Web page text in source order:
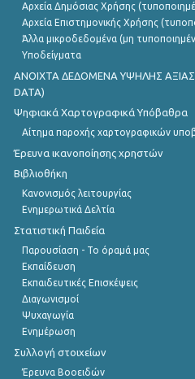
Αρχεία Δημόσιας Χρήσης
Αρχεία Επιστημονικής Χρήσης
Άλλα μικροδεδομένα (μη
Υποδείγματα
ANOIXTA ΔΕΔΟΜΕΝΑ ΥΨΗΛΗΣ ΑΞΙΑΣ
DATA)
Ψηφιακά Χαρτογραφικά Υπόβαθρα
Αίτημα παροχής χαρτογραφικών
Έρευνα ικανοποίησης χρηστών
Βιβλιοθήκη
Κανονισμός λειτουργίας
Ενημερωτικά Δελτία
Στατιστική Παιδεία
Παρουσίαση - Το όραμά μας
Εκπαίδευση
Εκπαιδευτικές Επισκέψεις
Διαγωνισμοί
Ψυχαγωγία
Ενημέρωση
Συλλογή στοιχείων
Έρευνα Βοοειδών